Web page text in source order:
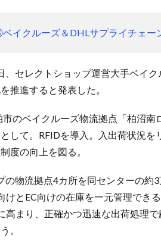
イクルーズ＆DHLサプライチェー
、セレクトショップ運営大手ベイ
推進すると発表した。
のベイクルーズ物流拠点「柏沼南
して。RFIDを導入。入出荷状況を
度の向上を図る。
の物流拠点4カ所を同センターの約
けとEC向けの在庫を一元管理でき
まり、正確かつ迅速な出荷処理
。